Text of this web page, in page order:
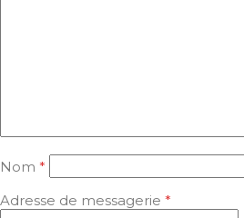
Nom *
Adresse de messagerie *